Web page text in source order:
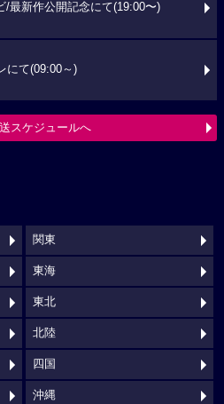
/最新作公開記念にて(19:00〜)
にて(09:00～)
スケジュールへ
関東
東海
東北
北陸
四国
沖縄